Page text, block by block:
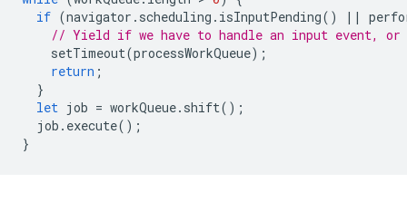
if (navigator . scheduling . isInputPending() ||
// Yield if we have to handle an input event,
setTimeout(processWorkQueue);
return ;
}
let job = workQueue. shift();
job . execute();
}